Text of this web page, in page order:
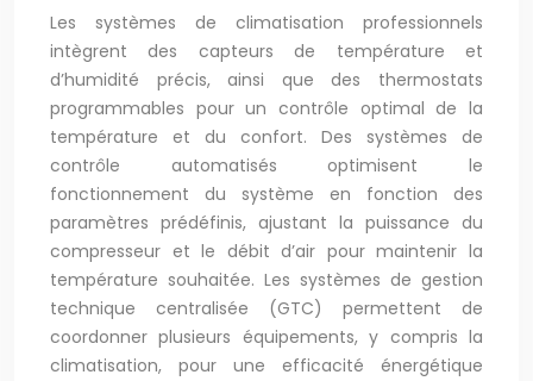
Les systèmes de climatisation professionnels
intègrent des capteurs de température et
d’humidité précis, ainsi que des thermostats
programmables pour un contrôle optimal de la
température et du confort. Des systèmes de
contrôle automatisés optimisent le
fonctionnement du système en fonction des
paramètres prédéfinis, ajustant la puissance du
compresseur et le débit d’air pour maintenir la
température souhaitée. Les systèmes de gestion
technique centralisée (GTC) permettent de
coordonner plusieurs équipements, y compris la
climatisation, pour une efficacité énergétique